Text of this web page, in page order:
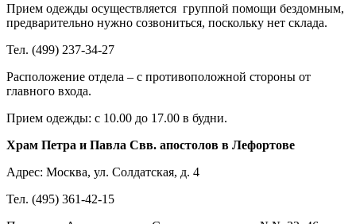
Прием одежды осуществляется группой помощи бездомным,
предварительно нужно созвониться, поскольку нет склада.
Тел. (499) 237-34-27
Расположение отдела – с противоположной стороны от
главного входа.
Прием одежды: с 10.00 до 17.00 в будни.
Храм Петра и Павла Свв. апостолов в Лефортове
Адрес: Москва, ул. Солдатская, д. 4
Тел. (495) 361-42-15